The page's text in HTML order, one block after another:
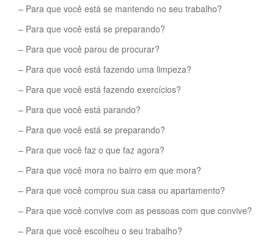
– Para que você está se mantendo no seu trabalho?
– Para que você está se preparando?
– Para que você parou de procurar?
– Para que você está fazendo uma limpeza?
– Para que você está fazendo exercícios?
– Para que você está parando?
– Para que você está se preparando?
– Para que você faz o que faz agora?
– Para que você mora no bairro em que mora?
– Para que você comprou sua casa ou apartamento?
– Para que você convive com as pessoas com que convive?
– Para que você escolheu o seu trabalho?